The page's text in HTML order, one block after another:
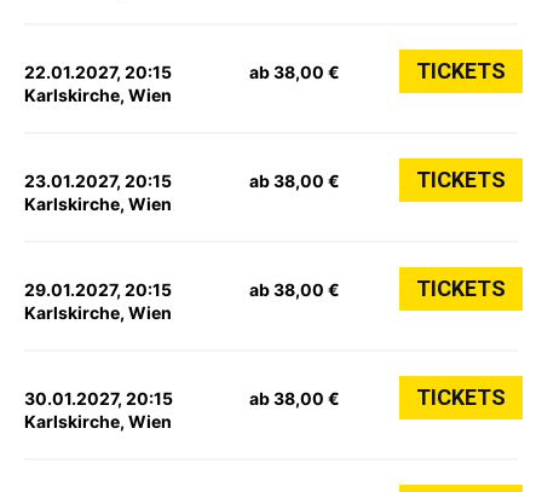
22.01.2027, 20:15
Karlskirche, Wien
ab 38,00 € TICKETS
23.01.2027, 20:15
Karlskirche, Wien
ab 38,00 € TICKETS
29.01.2027, 20:15
Karlskirche, Wien
ab 38,00 € TICKETS
30.01.2027, 20:15
Karlskirche, Wien
ab 38,00 € TICKETS